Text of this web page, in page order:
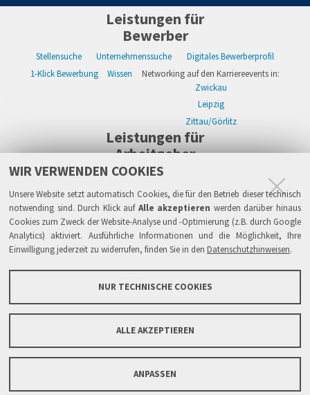
WIR VERWENDEN COOKIES
Unsere Website setzt automatisch Cookies, die für den Betrieb dieser technisch
notwending sind. Durch Klick auf Alle akzeptieren werden darüber hinaus
Cookies zum Zweck der Website-Analyse und -Optimierung (z.B. durch Google
Analytics) aktiviert. Ausführliche Informationen und die Möglichkeit, Ihre
Einwilligung jederzeit zu widerrufen, finden Sie in den Datenschutzhinweisen.
NUR TECHNISCHE COOKIES
ALLE AKZEPTIEREN
ANPASSEN
Leistungen für
Bewerber
Stellensuche Unternehmenssuche
Digitales Bewerberprofil
1-Klick Bewerbung
Wissen
Networking auf den Karriereevents in:
Zwickau
Leipzig
Zittau/Görlitz
Leistungen für
Arbeitgeber
WIKWAY Online-Recruiting Kostenloses Firmenprofil
Alle Einzelleistungen
Wissen
Live-Recruiting auf Karriereevents in:
Zwickau
Leipzig
Zittau/Görlitz
Sicherheit
Links
FAQGrundsätze & SicherheitÜber WIKWAYNews & PresseBarrierefreiheit
Kontaktformular
Copyright © 2005-2026 IPlaCon GmbH. Alle Rechte vorbehalten.